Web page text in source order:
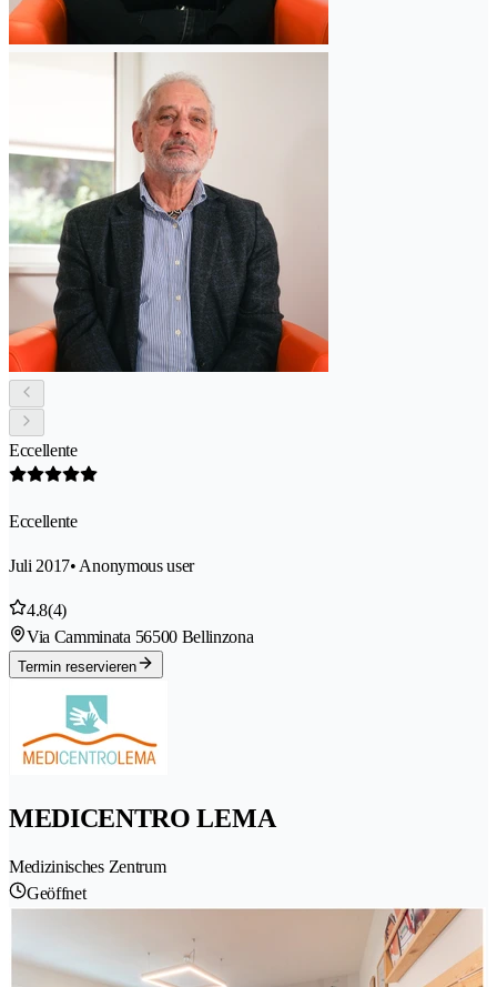
Eccellente
Eccellente
Juli 2017• Anonymous user
4.8(4)
Via Camminata 56500 Bellinzona
Termin reservieren
MEDICENTRO LEMA
Medizinisches Zentrum
Geöffnet